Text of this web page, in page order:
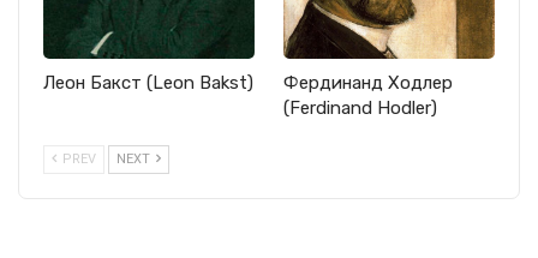
Леон Бакст (Leon Bakst)
Фердинанд Ходлер
(Ferdinand Hodler)
PREV NEXT